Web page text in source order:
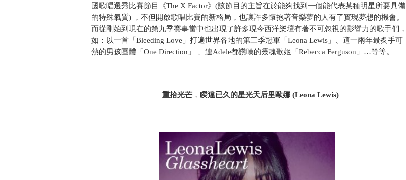
國歌唱選秀比賽節目《The X Factor》(該節目的主旨在於能夠找到一個能代表某種明星所要具備
的特殊氣質) ，不但開啟歌唱比賽的新格局，也讓許多懷抱著音樂夢的人有了實現夢想的機會。
而從剛始到現在的第九季賽事當中也出現了許多現今西洋樂壇有著不可忽視的影響力的歌手們，
如：以一首「Bleeding Love」打遍世界各地的第三季冠軍「Leona Lewis」、這一兩年最炙手可
熱的男孩團體「One Direction」 、連Adele都讚嘆的靈魂歌姬「Rebecca Ferguson」…等等。
重拾光芒 ， 睽違已久的星光天后里歐娜 (Leona Lewis)